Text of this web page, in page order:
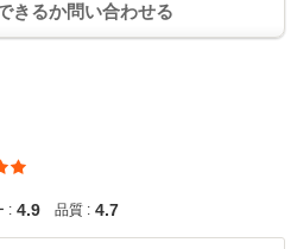
きるか問い合わせる
: 4.9 品質 : 4.7